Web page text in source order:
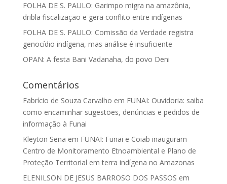
FOLHA DE S. PAULO: Garimpo migra na amazônia,
dribla fiscalização e gera conflito entre indígenas
FOLHA DE S. PAULO: Comissão da Verdade registra
genocídio indígena, mas análise é insuficiente
OPAN: A festa Bani Vadanaha, do povo Deni
Comentários
Fabrício de Souza Carvalho em FUNAI: Ouvidoria: saiba
como encaminhar sugestões, denúncias e pedidos de
informação à Funai
Kleyton Sena em FUNAI: Funai e Coiab inauguram
Centro de Monitoramento Etnoambiental e Plano de
Proteção Territorial em terra indígena no Amazonas
ELENILSON DE JESUS BARROSO DOS PASSOS em